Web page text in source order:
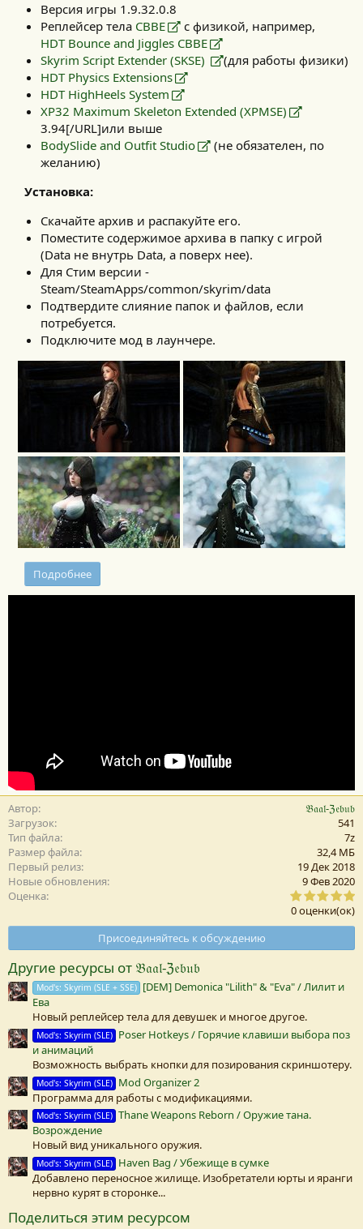
Версия игры 1.9.32.0.8
Реплейсер тела СВВЕ
с физикой, например,
HDT Bounce and Jiggles CBBE
Skyrim Script Extender (SKSE)
(для работы физики)
HDT Physics Extensions
HDT HighHeels System
XP32 Maximum Skeleton Extended (XPMSE)
3.94[/URL]или выше
BodySlide and Outfit Studio
(не обязателен, по
желанию)
Установка:
Скачайте архив и распакуйте его.
Поместите содержимое архива в папку с игрой
(Data не внутрь Data, а поверх нее).
Для Стим версии -
Steam/SteamApps/common/skyrim/data
Подтвердите слияние папок и файлов, если
потребуется.
Подключите мод в лаунчере.
Подробнее
Автор
𝔅𝔞𝔞𝔩-ℨ𝔢𝔟𝔲𝔟
Загрузок
541
Тип файла
7z
Размер файла
32,4 MБ
Первый релиз
19 Дек 2018
Новые обновления
9 Фев 2020
Оценка
0
,
0
0
в
0 оценки(ок)
Присоединяйтесь к обсуждению
Другие ресурсы от 𝔅𝔞𝔞𝔩-ℨ𝔢𝔟𝔲𝔟
Mod's: Skyrim (SLE + SSE) [DEM] Demonica "Lilith" & "Eva" / Лилит и
Ева
Новый реплейсер тела для девушек и многое другое.
Mod's: Skyrim (SLE) Poser Hotkeys / Горячие клавиши выбора поз
и анимаций
Возможность выбрать кнопки для позирования скриншотеру.
Mod's: Skyrim (SLE) Mod Organizer 2
Программа для работы с модификациями.
Mod's: Skyrim (SLE) Thane Weapons Reborn / Оружие тана.
Возрождение
Новый вид уникального оружия.
Mod's: Skyrim (SLE) Haven Bag / Убежище в сумке
Добавлено переносное жилище. Изобретатели юрты и яранги
нервно курят в сторонке...
Поделиться этим ресурсом